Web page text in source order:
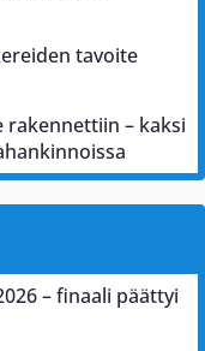
tavoite
rakennettiin – kaksi
– finaali päättyi